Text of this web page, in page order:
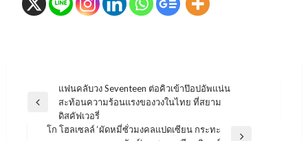
แนะแนว
เรื่อง
Previous
แฟนคลับวง Seventeen ต่อคิวเข้าป๊อปอัพแน่น
สะท้อนความร้อนแรงของวงในไทย ที่สยาม
ดิสคัฟเวอรี่
โก โฮลเซลล์ ‘ผัดหมี่ซั่วมงคลแปดเซียน กระทะ